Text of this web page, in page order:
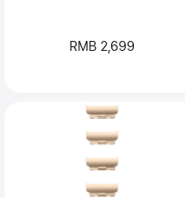
RMB 2,699